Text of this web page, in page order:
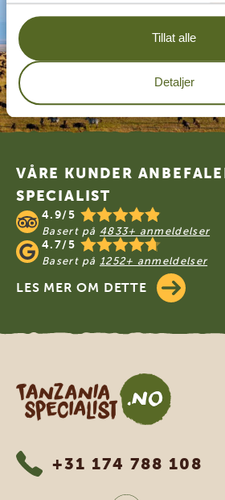
Tillat alle
Detaljer
Footer
VÅRE KUNDER
SPECIALIST
4.9/5
Basert på 4833+ anmeldelser
4.7/5
Basert på 1252+ anmeldelser
LES MER OM DETTE
Tanzania Specialist
+31 174 788 108